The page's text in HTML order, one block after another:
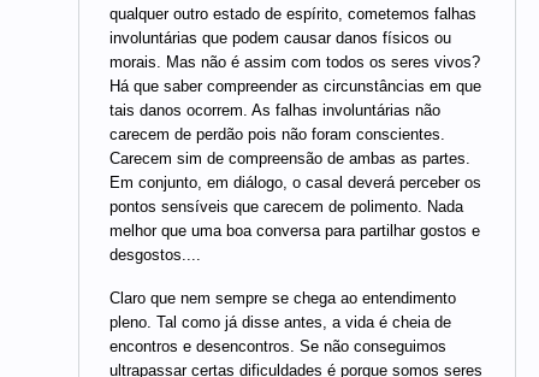
qualquer outro estado de espírito, cometemos falhas
involuntárias que podem causar danos físicos ou
morais. Mas não é assim com todos os seres vivos?
Há que saber compreender as circunstâncias em que
tais danos ocorrem. As falhas involuntárias não
carecem de perdão pois não foram conscientes.
Carecem sim de compreensão de ambas as partes.
Em conjunto, em diálogo, o casal deverá perceber os
pontos sensíveis que carecem de polimento. Nada
melhor que uma boa conversa para partilhar gostos e
desgostos....
Claro que nem sempre se chega ao entendimento
pleno. Tal como já disse antes, a vida é cheia de
encontros e desencontros. Se não conseguimos
ultrapassar certas dificuldades é porque somos seres